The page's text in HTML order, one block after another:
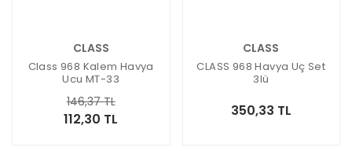
CLASS
Class 968 Kalem Havya
Ucu MT-33
112,30 TL
146,37 TL
CLASS
CLASS 968 Havya Uç Set
3lü
350,33 TL